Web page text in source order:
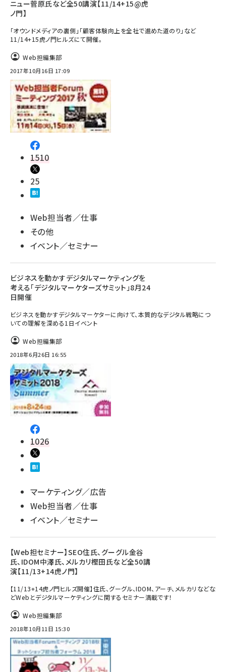
ニュー菅原氏など全50講演【11/14+15@虎
ノ門】
「オウンドメディアの裏側」「顧客体験向上を全社で進めた道のり」など
11/14+15虎ノ門ヒルズにて開催。
Web担編集部
2017年10月16日 17:09
1510
25
Web担当者／仕事
その他
イベント／セミナー
ビジネスを動かすデジタルマーケティングを
考える「デジタルマーケターズサミット」8月24
日開催
ビジネスを動かすデジタルマーケターに向けて、本質的なデジタル戦略につ
いての理解を深める1日イベント
Web担編集部
2018年6月26日 16:55
1026
マーケティング／広告
Web担当者／仕事
イベント／セミナー
【Web担セミナー】SEO住氏、グーグル金谷
氏、IDOM中澤氏、メルカリ樫田氏など全50講
演【11/13+14虎ノ門】
【11/13+14虎ノ門ヒルズ開催】住氏、グーグル、IDOM、アーチ、メルカリなどな
どWebとデジタルマーケティングに関するセミナー満載です！
Web担編集部
2018年10月11日 15:30